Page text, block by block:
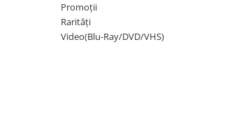
Promoții
Rarități
Video(Blu-Ray/DVD/VHS)